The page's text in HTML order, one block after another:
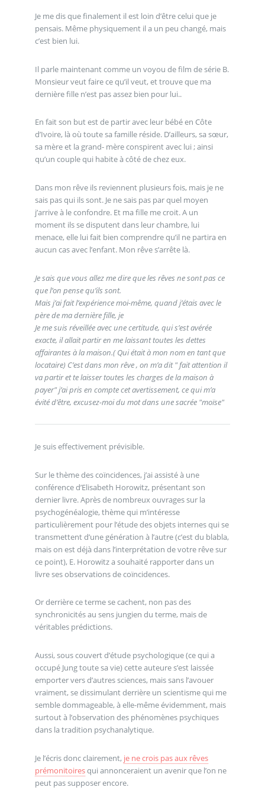
Je me dis que finalement il est loin d’être celui que je
pensais. Même physiquement il a un peu changé, mais
c’est bien lui.
Il parle maintenant comme un voyou de film de série B.
Monsieur veut faire ce qu’il veut, et trouve que ma
dernière fille n’est pas assez bien pour lui..
En fait son but est de partir avec leur bébé en Côte
d’Ivoire, là où toute sa famille réside. D’ailleurs, sa sœur,
sa mère et la grand- mère conspirent avec lui ; ainsi
qu’un couple qui habite à côté de chez eux.
Dans mon rêve ils reviennent plusieurs fois, mais je ne
sais pas qui ils sont. Je ne sais pas par quel moyen
j’arrive à le confondre. Et ma fille me croit. A un
moment ils se disputent dans leur chambre, lui
menace, elle lui fait bien comprendre qu’il ne partira en
aucun cas avec l’enfant. Mon rêve s’arrête là.
Je sais que vous allez me dire que les rêves ne sont pas ce
que l’on pense qu’ils sont.
Mais j’ai fait l’expérience moi-même, quand j’étais avec le
père de ma dernière fille, je
Je me suis réveillée avec une certitude, qui s’est avérée
exacte, il allait partir en me laissant toutes les dettes
affairantes à la maison.( Qui était à mon nom en tant que
locataire) C’est dans mon rêve , on m’a dit " fait attention il
va partir et te laisser toutes les charges de la maison à
payer" j’ai pris en compte cet avertissement, ce qui m’a
évité d’être, excusez-moi du mot dans une sacrée "moïse"
Je suis effectivement prévisible.
Sur le thème des coïncidences, j’ai assisté à une
conférence d’Elisabeth Horowitz, présentant son
dernier livre. Après de nombreux ouvrages sur la
psychogénéalogie, thème qui m’intéresse
particulièrement pour l’étude des objets internes qui se
transmettent d’une génération à l’autre (c’est du blabla,
mais on est déjà dans l’interprétation de votre rêve sur
ce point), E. Horowitz a souhaité rapporter dans un
livre ses observations de coïncidences.
Or derrière ce terme se cachent, non pas des
synchronicités au sens jungien du terme, mais de
véritables prédictions.
Aussi, sous couvert d’étude psychologique (ce qui a
occupé Jung toute sa vie) cette auteure s’est laissée
emporter vers d’autres sciences, mais sans l’avouer
vraiment, se dissimulant derrière un scientisme qui me
semble dommageable, à elle-même évidemment, mais
surtout à l’observation des phénomènes psychiques
dans la tradition psychanalytique.
Je l’écris donc clairement, je ne crois pas aux rêves
prémonitoiresqui annonceraient un avenir que l’on ne
peut pas supposer encore.